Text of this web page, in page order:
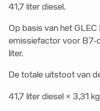
41,7 liter diesel.
Op basis van het
emissiefactor voor B7-
liter.
De totale uitstoot van
41,7 liter diesel × 3,31